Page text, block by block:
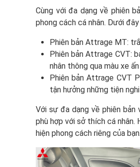
Cùng với đa dạng về phiên
phong cách cá nhân. Dưới
Phiên bản Attrage MT:
Phiên bản Attrage CVT:
nhân thông qua màu xe
Phiên bản Attrage CVT
tận hưởng những tiện
Với sự đa dạng về phiên
phù hợp với sở thích cá
hiện phong cách riêng của bạn.